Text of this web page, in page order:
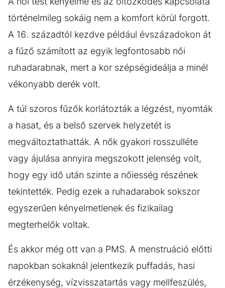
történelmileg sokáig nem a komfort körül forgott.
A 16. századtól kezdve például évszázadokon át
a fűző számított az egyik legfontosabb női
ruhadarabnak, mert a kor szépségideálja a minél
vékonyabb derék volt.
A túl szoros fűzők korlátozták a légzést, nyomták
a hasat, és a belső szervek helyzetét is
megváltoztathatták. A nők gyakori rosszulléte
vagy ájulása annyira megszokott jelenség volt,
hogy egy idő után szinte a nőiesség részének
tekintették. Pedig ezek a ruhadarabok sokszor
egyszerűen kényelmetlenek és fizikailag
megterhelők voltak.
És akkor még ott van a PMS. A menstruáció előtti
napokban sokaknál jelentkezik puffadás, hasi
érzékenység, vízvisszatartás vagy mellfeszülés,